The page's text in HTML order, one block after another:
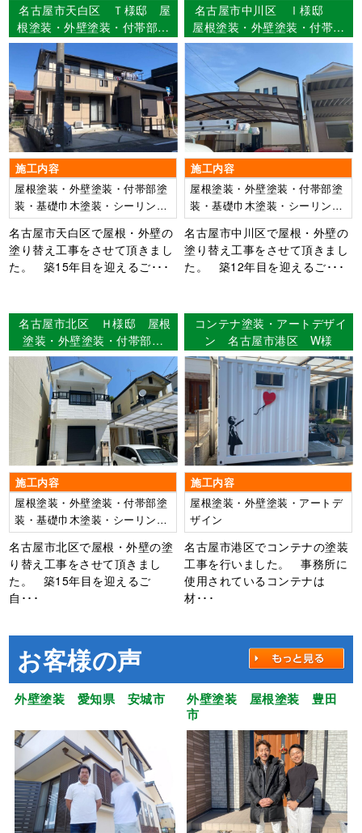
名古屋市天白区 Ｔ様邸 屋
根塗装・外壁塗装・付帯部塗
装・基礎巾木塗装・シーリン
グ打ち替え工事
施工内容
屋根塗装・外壁塗装・付帯部塗
装・基礎巾木塗装・シーリング
打ち替え工事
名古屋市天白区で屋根・外壁の
塗り替え工事をさせて頂きまし
た。 築15年目を迎えるご･･･
名古屋市中川区 Ⅰ様邸
屋根塗装・外壁塗装・付帯部
塗装・シーリング打ち替え工
事・ベランダFRP防水2プラ
イ工法
施工内容
屋根塗装・外壁塗装・付帯部塗
装・基礎巾木塗装・シーリング
打ち替え工事・ベランダFRP2
プライ工法
名古屋市中川区で屋根・外壁の
塗り替え工事をさせて頂きまし
た。 築12年目を迎えるご･･･
名古屋市北区 Ｈ様邸 屋根
塗装・外壁塗装・付帯部塗
装・シーリング打ち替え工
事・ベランダFRP2プライ工
法
施工内容
屋根塗装・外壁塗装・付帯部塗
装・基礎巾木塗装・シーリング
打ち替え工事・ベランダFRP2
プライ工法
名古屋市北区で屋根・外壁の塗
り替え工事をさせて頂きまし
た。 築15年目を迎えるご
自･･･
コンテナ塗装・アートデザイ
ン 名古屋市港区 W様
施工内容
屋根塗装・外壁塗装・アートデ
ザイン
名古屋市港区でコンテナの塗装
工事を行いました。 事務所に
使用されているコンテナは
材･･･
お客様の声
外壁塗装 愛知県 安城市
外壁塗装 屋根塗装 豊田
市